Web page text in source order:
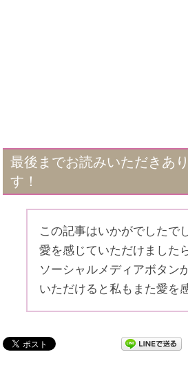
最後までお読みいただきあ
す！
この記事はいかがでしたで
愛を感じていただけました
ソーシャルメディアボタン
いただけると私もまた愛を